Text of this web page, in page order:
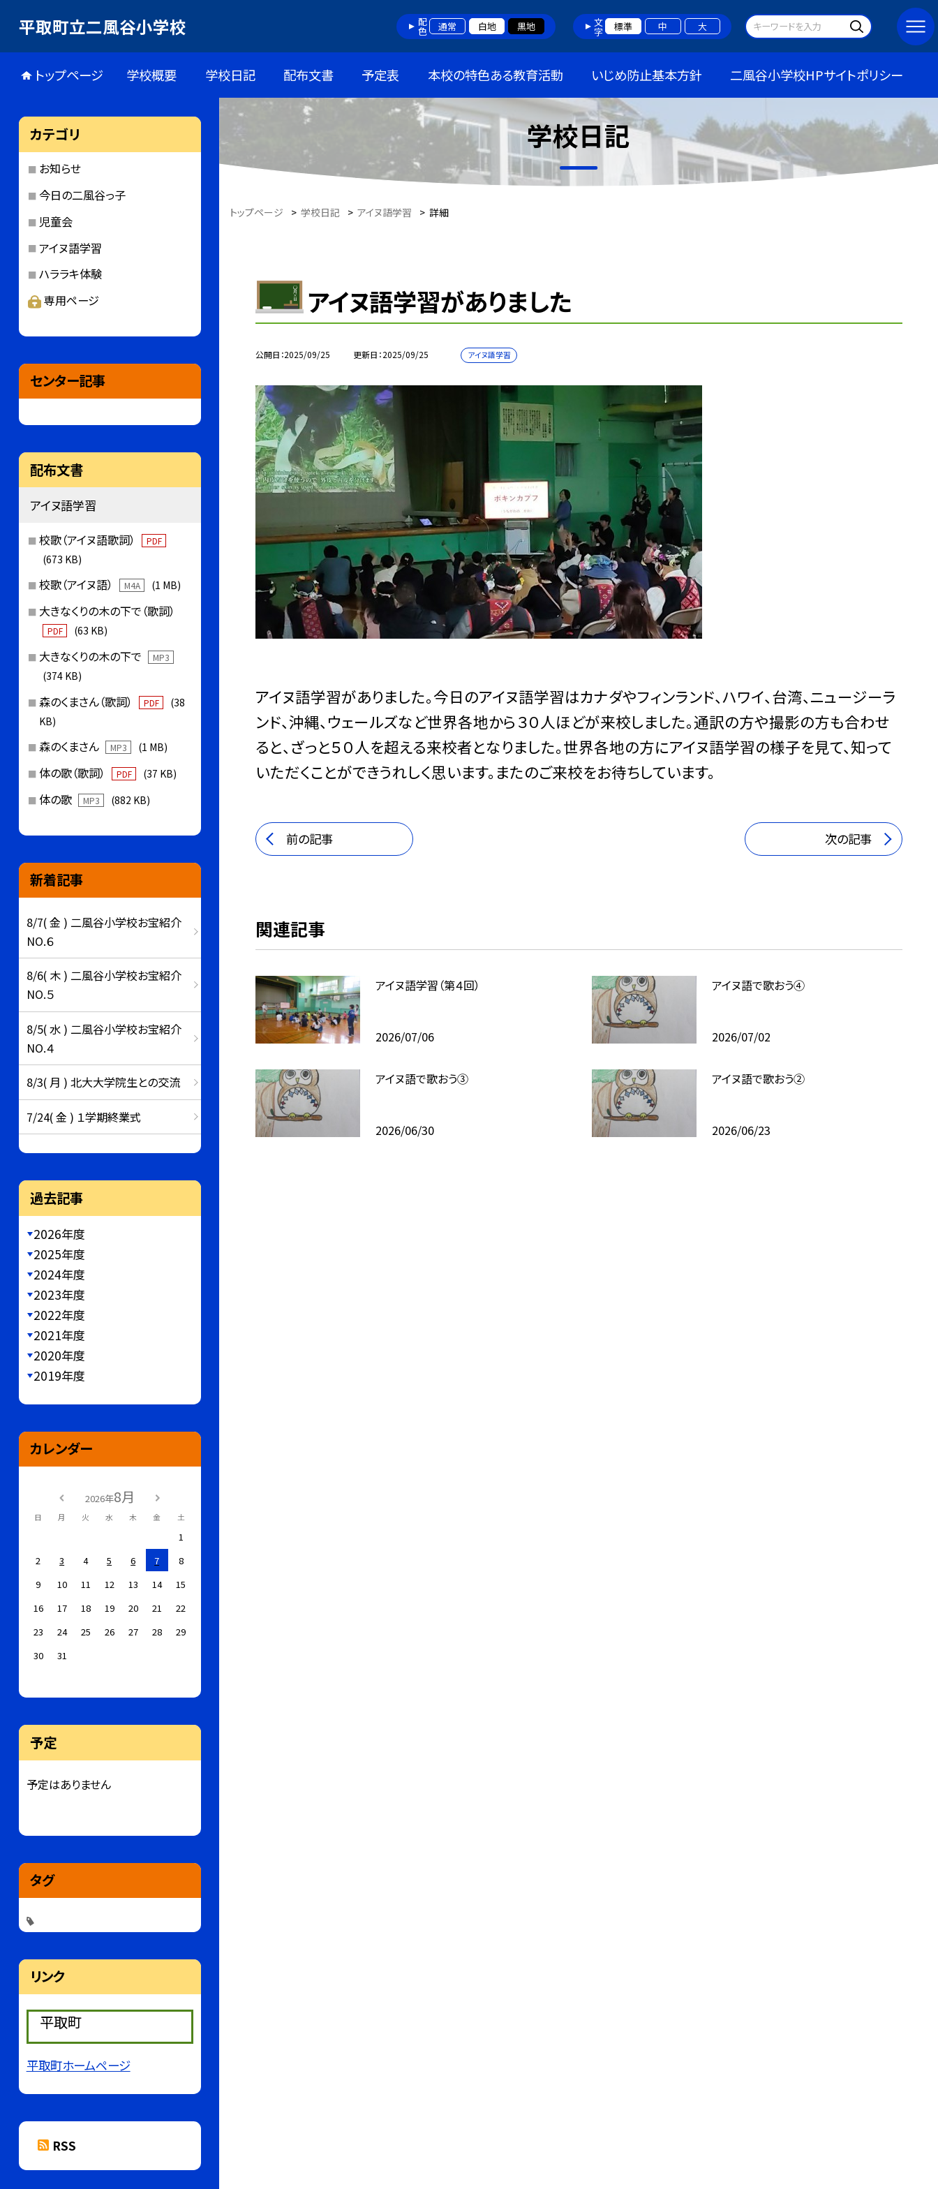
平取町立二風谷小学校 配色 通常 白地 黒地 文字 標準 中 大
トップページ 学校概要 学校日記 配布文書 予定表 本校の特色ある教育活動 いじめ防止基本方針 二風谷小学校HPサイトポリシー
学校日記
トップページ > 学校日記 > アイヌ語学習 > 詳細
アイヌ語学習がありました
公開日 2025/09/25 更新日 2025/09/25 アイヌ語学習
アイヌ語学習がありました。今日のアイヌ語学習はカナダやフィンランド、ハワイ、台湾、ニュージーラ
ンド、沖縄、ウェールズなど世界各地から３０人ほどが来校しました。通訳の方や撮影の方も合わせ
ると、ざっと５０人を超える来校者となりました。世界各地の方にアイヌ語学習の様子を見て、知って
いただくことができうれしく思います。またのご来校をお待ちしています。
前の記事 次の記事
関連記事
アイヌ語学習（第４回）
2026/07/06
アイヌ語で歌おう④
2026/07/02
アイヌ語で歌おう③
2026/06/30
アイヌ語で歌おう②
2026/06/23
カテゴリ
お知らせ
今日の二風谷っ子
児童会
アイヌ語学習
ハララキ体験
専用ページ
センター記事
配布文書
アイヌ語学習
校歌（アイヌ語歌詞） PDF
(673 KB)
校歌（アイヌ語） M4A (1 MB)
大きなくりの木の下で（歌詞）
PDF (63 KB)
大きなくりの木の下で MP3
(374 KB)
森のくまさん（歌詞） PDF
(38
KB)
森のくまさん MP3 (1 MB)
体の歌（歌詞） PDF (37 KB)
体の歌 MP3 (882 KB)
新着記事
8/7( 金 ) 二風谷小学校お宝紹介
NO.６
8/6( 木 ) 二風谷小学校お宝紹介
NO.５
8/5( 水 ) 二風谷小学校お宝紹介
NO.４
8/3( 月 ) 北大大学院生との交流
7/24( 金 ) １学期終業式
過去記事
2026年度
2025年度
2024年度
2023年度
2022年度
2021年度
2020年度
2019年度
カレンダー
2026年8月
日 月 火 水 木 金 土
1
2
3 4 5 6 7
8
9
10 11 12 13 14
15
16
17 18 19 20 21
22
23
24 25 26 27 28
29
30
31
予定
予定はありません
タグ
リンク
平取町
平取町ホームページ
RSS